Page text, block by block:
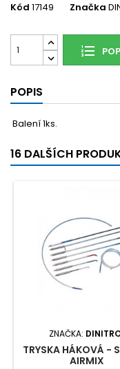
Kód 17149 Značka
POPIS
Balení 1ks.
16 DALŠÍCH
ZNAČKA:
TRYSKA HÁKOVÁ -
AIRMIX